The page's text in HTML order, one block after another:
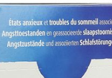
40 mm
104 mm
Kamertemperatuur (15°C -